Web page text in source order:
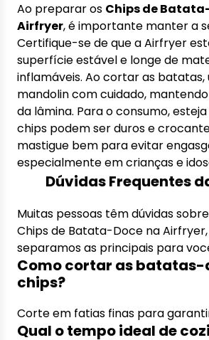
Ao preparar os Chips de
Airfryer, é importante manter a
Certifique-se de que a Airfryer
superfície estável e longe de
inflamáveis. Ao cortar as batatas,
mandolin com cuidado,
da lâmina. Para o consumo,
chips podem ser duros e
mastigue bem para evitar
especialmente em crianças e
Dúvidas Frequentes
Muitas pessoas têm dúvidas
Chips de Batata-Doce na
separamos as principais para
Como cortar as batatas-
chips?
Corte em fatias finas para
Qual o tempo ideal de